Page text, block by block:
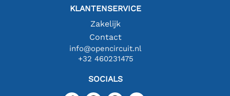
KLANTENSERVICE
Zakelijk
Contact
info@opencircuit.nl
+32 460231475
SOCIALS